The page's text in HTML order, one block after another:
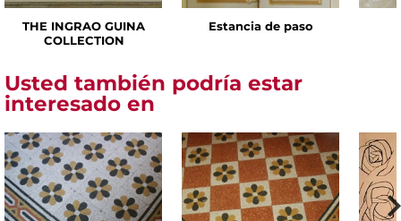
THE INGRAO GUINA
COLLECTION
Estancia de paso
Usted también podría estar
interesado en